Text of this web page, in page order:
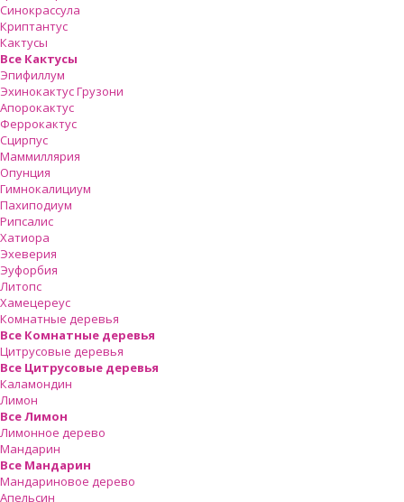
Синокрассула
Криптантус
Кактусы
Все Кактусы
Эпифиллум
Эхинокактус Грузони
Апорокактус
Феррокактус
Сцирпус
Маммиллярия
Опунция
Гимнокалициум
Пахиподиум
Рипсалис
Хатиора
Эхеверия
Эуфорбия
Литопс
Хамецереус
Комнатные деревья
Все Комнатные деревья
Цитрусовые деревья
Все Цитрусовые деревья
Каламондин
Лимон
Все Лимон
Лимонное дерево
Мандарин
Все Мандарин
Мандариновое дерево
Апельсин